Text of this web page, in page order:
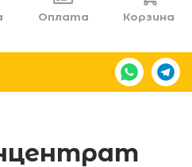
Оплата Корзина